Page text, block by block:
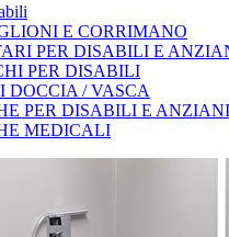
E CORRIMANO
PER DISABILI E
PER DISABILI
DOCCIA / VASCA
PER DISABILI E ANZIANI
MEDICALI